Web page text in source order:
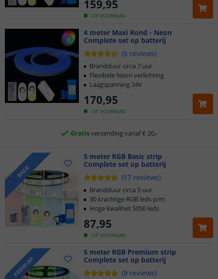
OP VOORRAAD
159,95
4 meter Maxi Rond - Neon
Complete set op batterij
(5 reviews)
OP VOORRAAD
170,95
Brandduur circa 7 uur
Flexibele Neon verlichting
Laagspanning 24V
Klantbeoordeling 9.1
Voor 23:45 uur besteld,morgen in huis
5 jaar garantie
Voor 23:45 uur besteld,morgen in huis
BASIC
5 meter RGB Basic strip
Complete set op batterij
(17 reviews)
OP VOORRAAD
87,95
Brandduur circa 5 uur
30 krachtige RGB leds p/m
Hoge kwaliteit 5050 leds
PREMIUM
5 meter RGB Premium strip
Complete set op batterij
(9 reviews)